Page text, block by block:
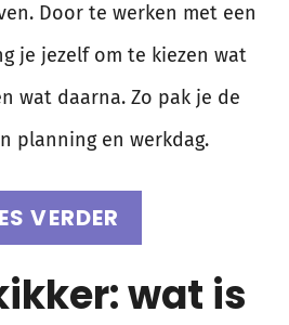
Door te werken met een
je jezelf om te kiezen wat
wat daarna. Zo pak je de
planning en werkdag.
VERDER
wat is